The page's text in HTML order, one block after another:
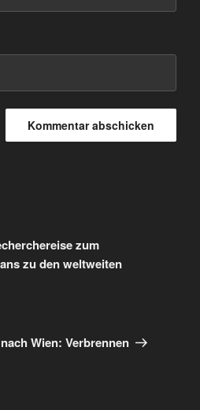
zum
zu den weltweiten
Wien: Verbrennen